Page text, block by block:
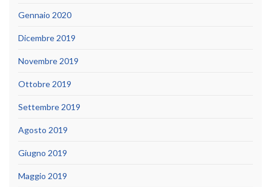
Gennaio 2020
Dicembre 2019
Novembre 2019
Ottobre 2019
Settembre 2019
Agosto 2019
Giugno 2019
Maggio 2019